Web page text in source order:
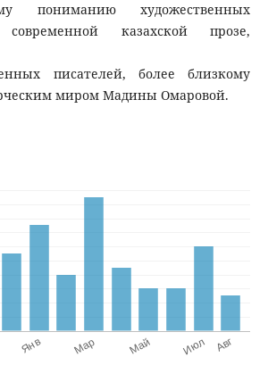
пониманию художественных
казахской прозе,
писателей, более близкому
миром Мадины Омаровой.